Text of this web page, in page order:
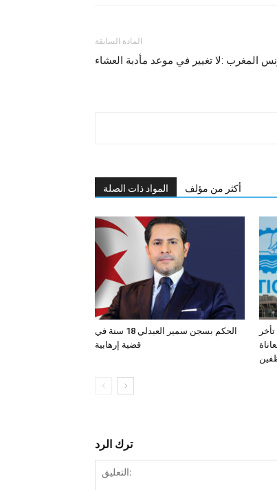
المادة السابقة
المغرب :لا تغيير في موعد مأدبة العشاء
المواد ذات الصلة أكثر من مؤلف
الحكم بسجن سمير العبدلي 18 سنة في
قضية إرهابية
ترك الرد